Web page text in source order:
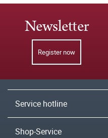
Newsletter
Register now
Service hotline
Shop-Service